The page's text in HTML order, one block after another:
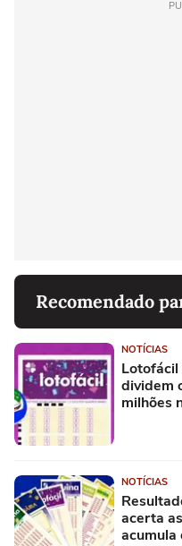
Recomendado
NOTÍCIAS
Lotofácil
dividem
milhões
NOTÍCIAS
acerta
acumula